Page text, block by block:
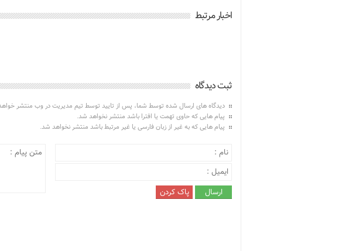
اخبار مرتبط
ثبت دیدگاه
دیدگاه های ارسال شده توسط شما، پس از تایید توسط تیم مدیریت در وب منتشر
پیام هایی که حاوی تهمت یا افترا باشد منتشر نخواهد شد.
پیام هایی که به غیر از زبان فارسی یا غیر مرتبط باشد منتشر نخواهد شد.